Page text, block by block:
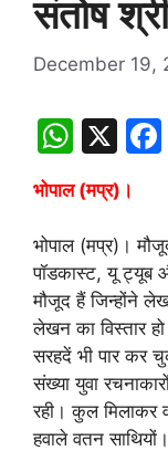
संतोष
December 19,
W
at
s
A
p
p
X
भोपाल (मप्र)।
भोपाल (मप्र)।
पॉडकास्ट, यू ट्यूब
मौजूद हैं जिन्होंने
लेखन का विस्तार
सरहदें भी पार कर
संख्या युवा
रही। कुल मिलाकर
हवाले वतन साथियों।